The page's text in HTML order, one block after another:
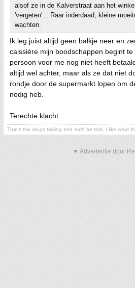
alsof ze in de Kalverstraat aan het
'vergeten'... Raar inderdaad, kleine
wachten.
Ik leg juist altijd geen balkje neer en
caissière mijn boodschappen begint
persoon voor me nog niet heeft
altijd wel achter, maar als ze dat niet
rondje door de supermarkt lopen om
nodig heb.
Terechte klacht.
That's the drugs talking and truth be told, I like what
▼ Advertentie door